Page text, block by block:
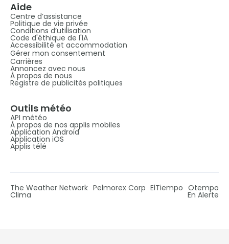
Aide
Centre d’assistance
Politique de vie privée
Conditions d’utilisation
Code d'éthique de l'IA
Accessibilité et accommodation
Gérer mon consentement
Carrières
Annoncez avec nous
À propos de nous
Registre de publicités politiques
Outils météo
API météo
À propos de nos applis mobiles
Application Android
Application iOS
Applis télé
The Weather Network Pelmorex Corp ElTiempo Otempo
Clima En Alerte